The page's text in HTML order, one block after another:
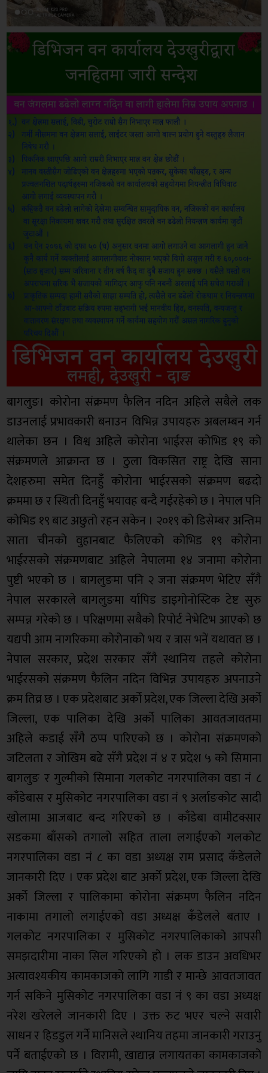
बागलुङ। कोरोना संक्रमण फैलिन नदिन अहिले सबैले लक
डाउनलाई प्रभावकारी बनाउन विभिन्न उपायहरु अबलम्बन गर्न
थालेका छन । विश्व अहिले कोरोना भाईरस कोभिड १९ को
संक्रमणले आक्रान्त छ । ठुला विकसित राष्ट्र देखि साना
देशहरुमा समेत दिनहुँ कोरोना भाईरसको संक्रमण बढदो
क्रममा छ र स्थिती दिनहुँ भयावह बन्दै गईरहेको छ । नेपाल पनि
कोभिड १९ बाट अछुतो रहन सकेन । २०१९ को डिसेम्बर अन्तिम
साता चीनको वुहानबाट फैलिएको कोभिड १९ कोरोना
भाईरसको संक्रमणबाट अहिले नेपालमा १४ जनामा कोरोना
पुष्टी भएको छ । बागलुङमा पनि २ जना संक्रमण भेटिए सँगै
नेपाल सरकारले बागलुङमा र्यापिड डाइगोनोस्टिक टेष्ट सुरु
सम्पन्न गरेको छ । परिक्षणमा सबैको रिपोर्ट नेभेटिभ आएको छ
यद्यपी आम नागरिकमा कोरोनाको भय र त्रास भनें यथावत छ ।
नेपाल सरकार, प्रदेश सरकार सँगै स्थानिय तहले कोरोना
भाईरसको संक्रमण फैलिन नदिन विभिन्न उपायहरु अपनाउने
क्रम तिव्र छ । एक प्रदेशबाट अर्को प्रदेश, एक जिल्ला देखि अर्को
जिल्ला, एक पालिका देखि अर्को पालिका आवतजावतमा
अहिले कडाई सँगै ठप्प पारिएको छ । कोरोना संक्रमणको
जटिलता र जोखिम बढे सँगै प्रदेश नं ४ र प्रदेश ५ को सिमाना
बागलुङ र गुल्मीको सिमाना गलकोट नगरपालिका वडा नं ८
काँडेबास र मुसिकोट नगरपालिका वडा नं ९ अर्लाङकोट सादी
खोलामा आजबाट बन्द गरिएको छ । काँडेबा वामीटक्सार
सडकमा बाँसको तगालो सहित ताला लगाईएको गलकोट
नगरपालिका वडा नं ८ का वडा अध्यक्ष राम प्रसाद कँडेलले
जानकारी दिए । एक प्रदेश बाट अर्को प्रदेश, एक जिल्ला देखि
अर्को जिल्ला र पालिकामा कोरोना संक्रमण फैलिन नदिन
नाकामा तगालो लगाईएको वडा अध्यक्ष कँडेलले बताए ।
गलकोट नगरपालिका र मुसिकोट नगरपालिकाको आपसी
समझदारीमा नाका सिल गरिएको हो । लक डाउन अवधिभर
अत्यावश्यकीय कामकाजको लागि गाडी र मान्छे आवतजावत
गर्न सकिने मुसिकोट नगरपालिका वडा नं ९ का वडा अध्यक्ष
नरेश खरेलले जानकारी दिए । उक्त रुट भएर चल्ने सवारी
साधन र हिडडुल गर्ने मानिसले स्थानिय तहमा जानकारी गराउनु
पर्ने बताईएको छ । विरामी, खाद्यान्न लगायतका कामकाजको